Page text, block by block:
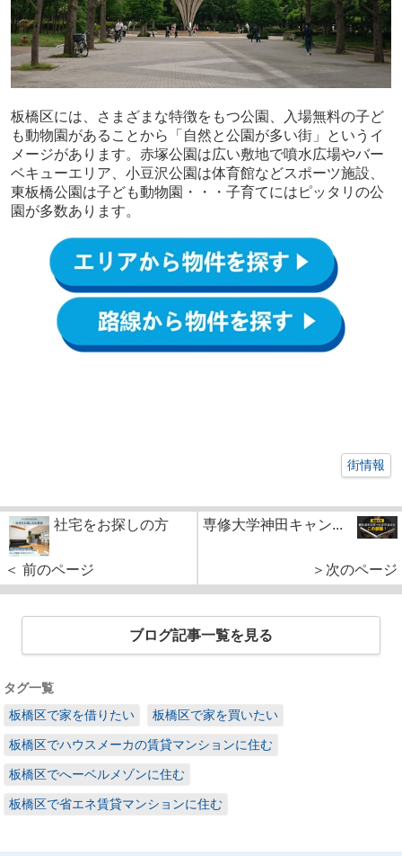
板橋区には、さまざまな特徴をもつ公園、入場無料の子ど
も動物園があることから「自然と公園が多い街」というイ
メージがあります。赤塚公園は広い敷地で噴水広場やバー
ベキューエリア、小豆沢公園は体育館などスポーツ施設、
東板橋公園は子ども動物園・・・子育てにはピッタリの公
園が多数あります。
街情報
社宅をお探しの方
＜ 前のページ
専修大学神田キャン...
＞次のページ
ブログ記事一覧を見る
タグ一覧
板橋区で家を借りたい
板橋区で家を買いたい
板橋区でハウスメーカの賃貸マンションに住む
板橋区でへーベルメゾンに住む
板橋区で省エネ賃貸マンションに住む